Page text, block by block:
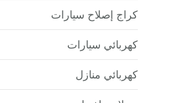
كراج إصلاح سيارات
كهربائي سيارات
كهربائي منازل